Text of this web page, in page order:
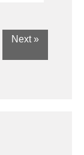
Next »